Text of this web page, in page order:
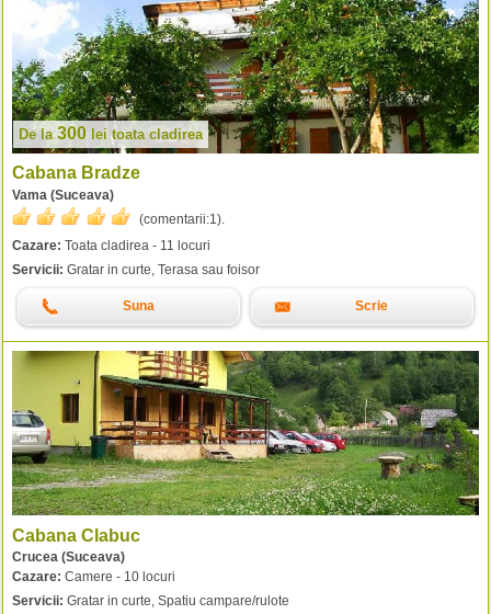
De la 300 leitoata cladirea
Cabana Bradze
Vama (Suceava)
(comentarii:1 ).
Cazare: Toata cladirea - 11 locuri
Servicii: Gratar in curte, Terasa sau foisor
Suna Scrie
Cabana Clabuc
Crucea (Suceava)
Cazare: Camere - 10 locuri
Servicii: Gratar in curte, Spatiu campare/rulote